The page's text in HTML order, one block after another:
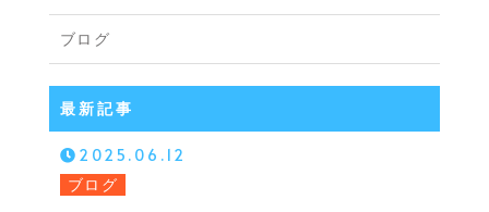
ブログ
最新記事
2025.06.12
ブログ